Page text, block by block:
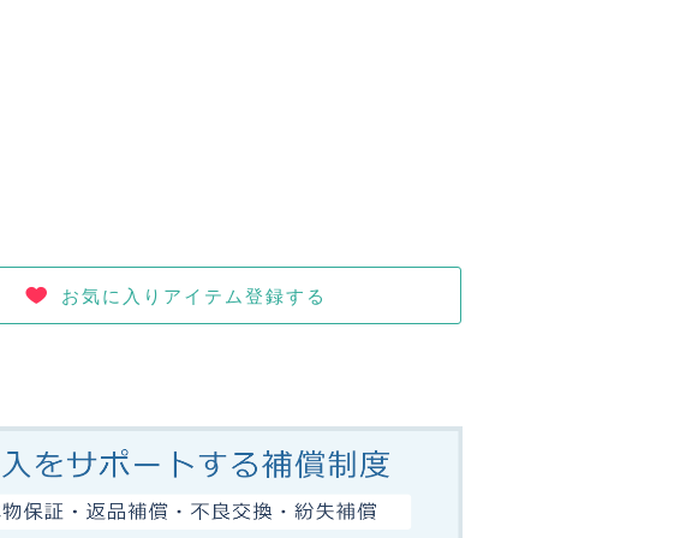
お気に入りアイテム登録する